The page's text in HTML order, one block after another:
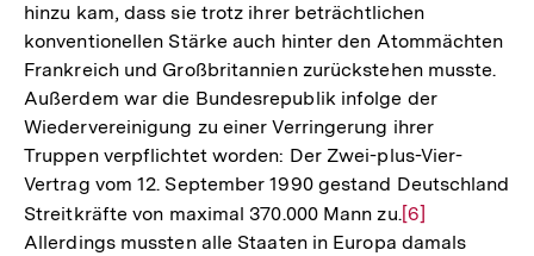
hinzu kam, dass sie trotz ihrer beträchtlichen
konventionellen Stärke auch hinter den Atommächten
Frankreich und Großbritannien zurückstehen musste.
Außerdem war die Bundesrepublik infolge der
Wiedervereinigung zu einer Verringerung ihrer
Truppen verpflichtet worden: Der Zwei-plus-Vier-
Vertrag vom 12. September 1990 gestand Deutschland
Streitkräfte von maximal 370.000 Mann zu.Zur
Auflösung
[6]
Allerdings mussten alle Staaten in Europa damals